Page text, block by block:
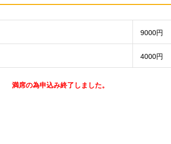
9000円
4000円
満席の為申込み終了しました。